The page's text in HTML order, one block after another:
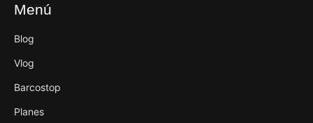
Menú
Blog
Vlog
Barcostop
Planes